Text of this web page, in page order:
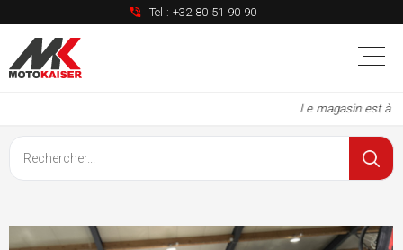
Tel : +32 80 51 90 90
Le magasin est à